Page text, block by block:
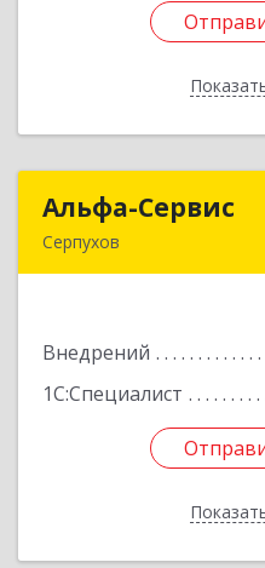
Альфа-Сервис
Серпухов
Внедрений
1С:Специалист